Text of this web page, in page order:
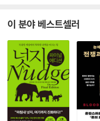
이 분야 베스트셀러